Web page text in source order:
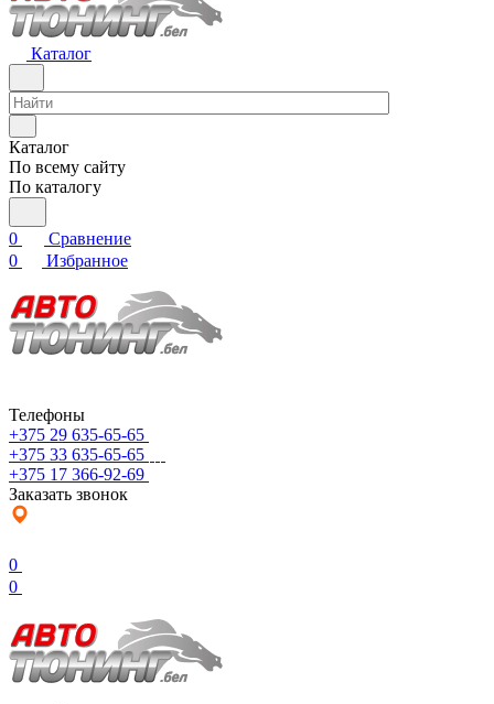
Каталог
Каталог
По всему сайту
По каталогу
0
Сравнение
0
Избранное
Телефоны
+375 29 635-65-65
+375 33 635-65-65
+375 17 366-92-69
Заказать звонок
0
0